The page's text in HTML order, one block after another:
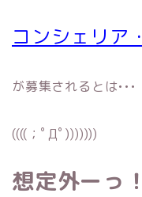
コンシェリア
が募集されるとは•••
((((；ﾟДﾟ)))))))
想定外ーっ